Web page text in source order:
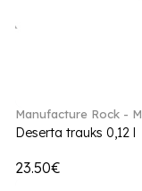
Manufacture Rock -
Deserta trauks 0,12 l
23.50€